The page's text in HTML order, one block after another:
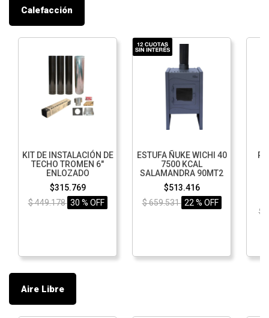
Calefacción
KIT DE INSTALACIÓN DE
TECHO TROMEN 6"
ENLOZADO
$315.769
$ 449.178 30 % OFF
ESTUFA ÑUKE WICHI 40
7500 KCAL
SALAMANDRA 90MT2
$513.416
$ 659.531 22 % OFF
$
Aire Libre